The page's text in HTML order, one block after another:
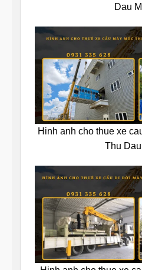
Dau
Hinh anh cho thue xe
Thu